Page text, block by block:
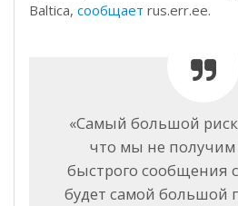
Baltica, сообщает rus.err.ee.
«Самый большой риск
что мы не получим
быстрого сообщения
будет самой большой